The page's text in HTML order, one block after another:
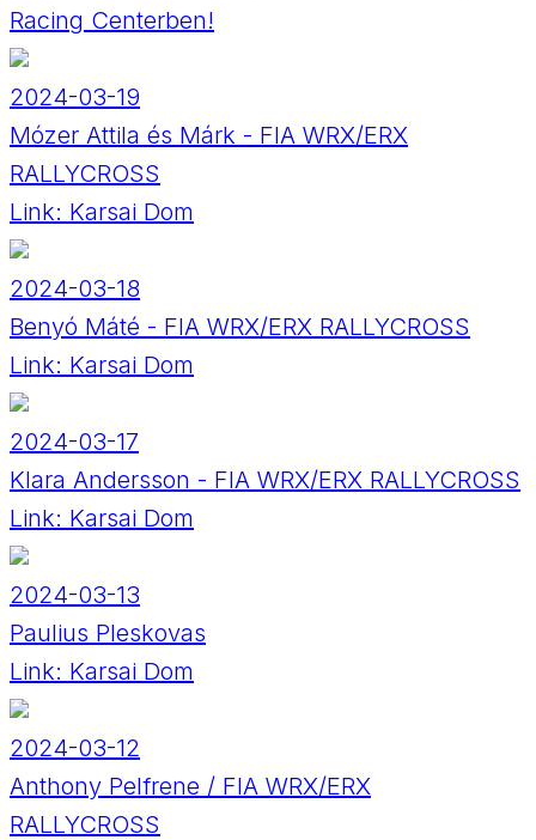
Racing Centerben!
2024-03-19
Mózer Attila és Márk - FIA WRX/ERX
RALLYCROSS
Link: Karsai Dom
2024-03-18
Benyó Máté - FIA WRX/ERX RALLYCROSS
Link: Karsai Dom
2024-03-17
Klara Andersson - FIA WRX/ERX RALLYCROSS
Link: Karsai Dom
2024-03-13
Paulius Pleskovas
Link: Karsai Dom
2024-03-12
Anthony Pelfrene / FIA WRX/ERX
RALLYCROSS